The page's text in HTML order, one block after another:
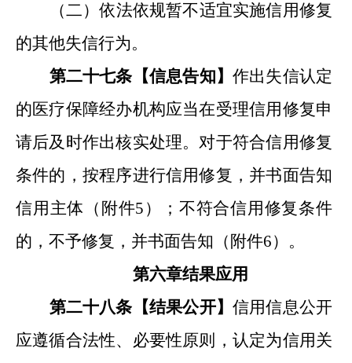
（二）依法依规暂不适宜实施信用修复
的其他失信行为。
第二十七条【信息告知】 作出失信认定
的医疗保障经办机构应当在受理信用修复申
请后及时作出核实处理。对于符合信用修复
条件的，按程序进行信用修复，并书面告知
信用主体 （ 附件5 ） ； 不符合信用修复条件
的，不予修复，并书面告知 （ 附件6） 。
第六章结果应用
第二十八条【结果公开】 信用信息公开
应遵循合法性、必要性原则， 认定为信用关